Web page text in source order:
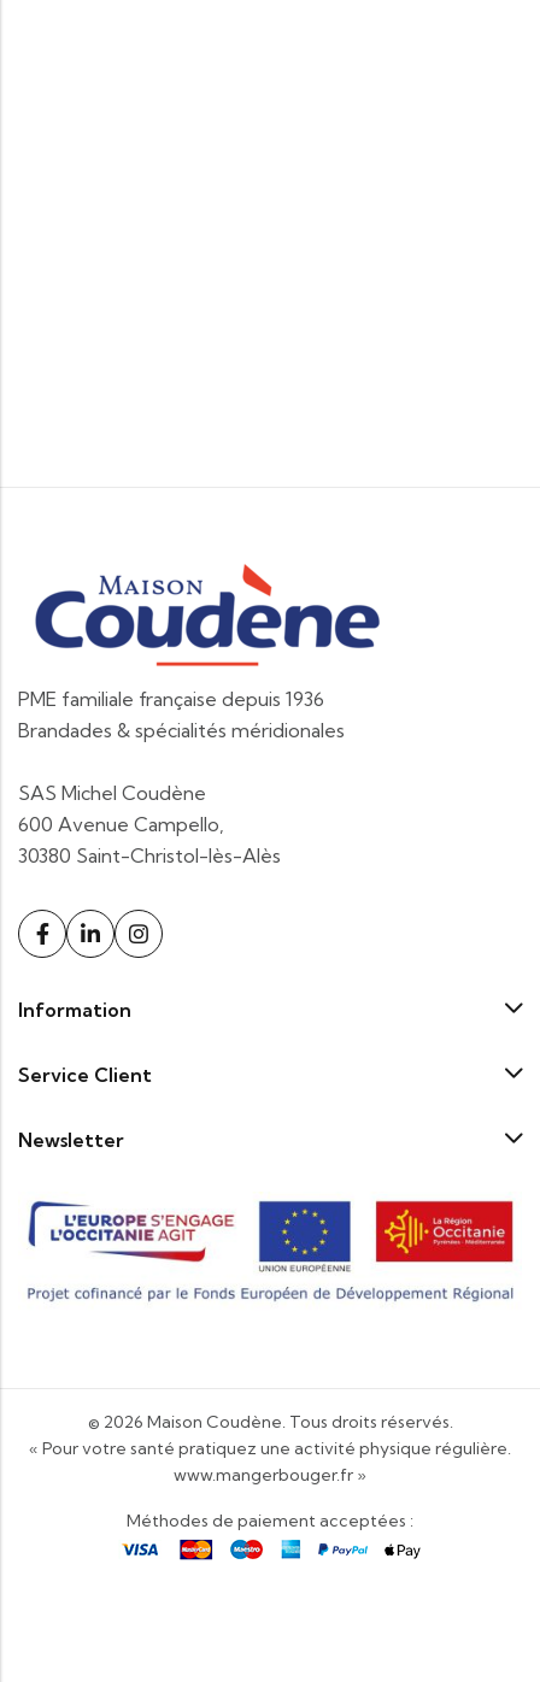
PME familiale française depuis 1936
Brandades & spécialités méridionales
SAS Michel Coudène
600 Avenue Campello,
30380 Saint-Christol-lès-Alès
Information
Service Client
Newsletter
© 2026 Maison Coudène. Tous droits réservés.
« Pour votre santé pratiquez une activité physique régulière.
www.mangerbouger.fr »
Méthodes de paiement acceptées :